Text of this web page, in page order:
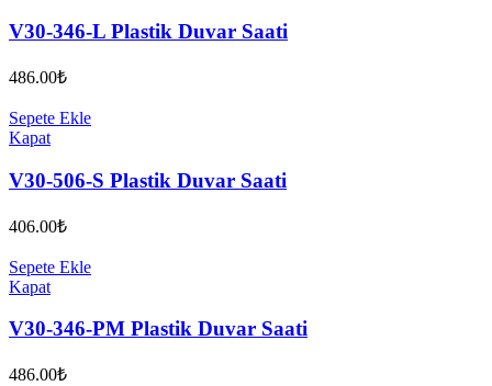
V30-346-L Plastik Duvar Saati
486.00₺
Sepete Ekle
Kapat
V30-506-S Plastik Duvar Saati
406.00₺
Sepete Ekle
Kapat
V30-346-PM Plastik Duvar Saati
486.00₺